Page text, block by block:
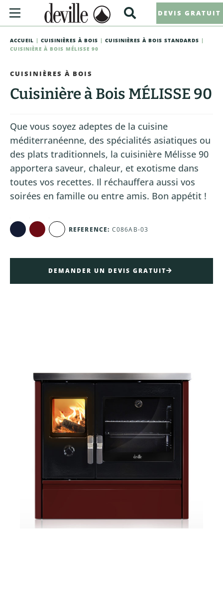
DEVIS GRATUIT
ACCUEIL | CUISINIÈRES À BOIS | CUISINIÈRES À BOIS STANDARDS |
CUISINIÈRE À BOIS MÉLISSE 90
CUISINIÈRES À BOIS
Cuisinière à Bois MÉLISSE 90
Que vous soyez adeptes de la cuisine
méditerranéenne, des spécialités asiatiques ou
des plats traditionnels, la cuisinière Mélisse 90
apportera saveur, chaleur, et exotisme dans
toutes vos recettes. Il réchauffera aussi vos
soirées en famille ou entre amis. Bon appétit !
REFERENCE: C086AB-03
DEMANDER UN DEVIS GRATUIT